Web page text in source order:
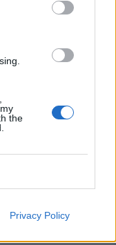
the
Privacy Policy